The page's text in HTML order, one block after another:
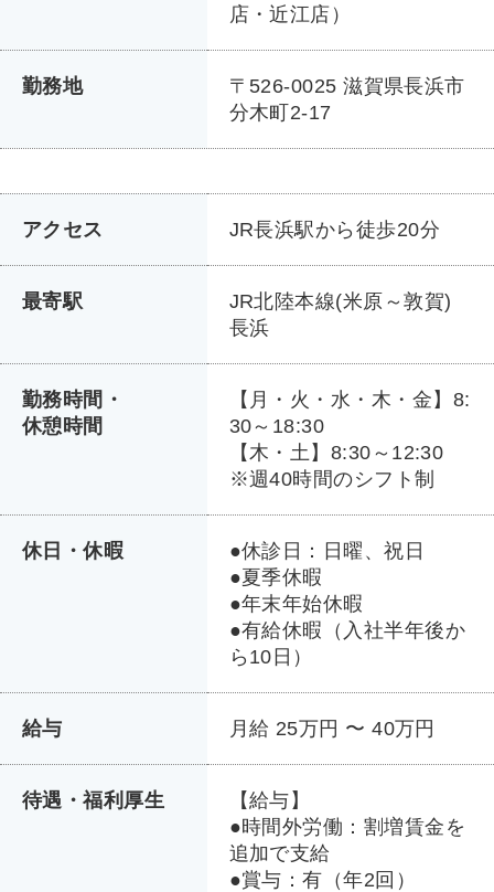
店・近江店）
勤務地
〒526-0025 滋賀県長浜市
分木町2-17
アクセス JR長浜駅から徒歩20分
最寄駅
JR北陸本線(米原～敦賀)
長浜
勤務時間・
休憩時間
【月・火・水・木・金】8:
30～18:30
【木・土】8:30～12:30
※週40時間のシフト制
休日・休暇
●休診日：日曜、祝日
●夏季休暇
●年末年始休暇
●有給休暇（入社半年後か
ら10日）
給与 月給 25万円 〜 40万円
待遇・福利厚生
【給与】
●時間外労働：割増賃金を
追加で支給
●賞与：有（年2回）